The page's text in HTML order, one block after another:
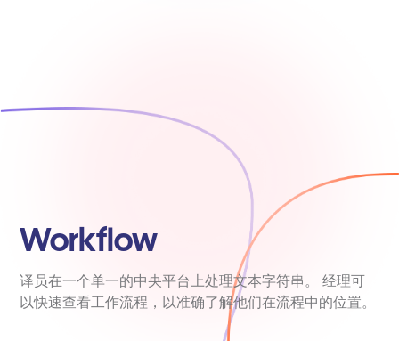
Workflow
译员在一个单一的中央平台上处理文本字符串。 经理可
以快速查看工作流程，以准确了解他们在流程中的位置。